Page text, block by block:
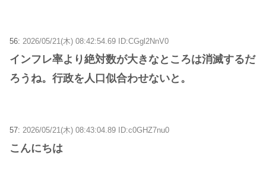
56: 2026/05/21(木) 08:42:54.69 ID:CGgl2NnV0
インフレ率より絶対数が大きなところは消滅するだ
ろうね。行政を人口似合わせないと。
57: 2026/05/21(木) 08:43:04.89 ID:c0GHZ7nu0
こんにちは